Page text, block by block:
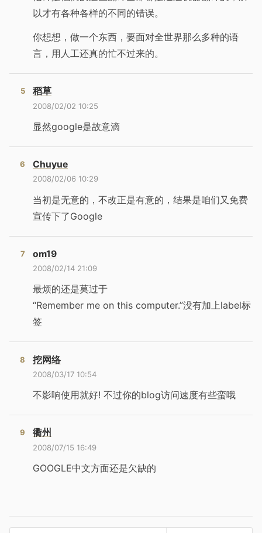
以才有各种各样的不同的错误。
你想想，做一个东西，要面对全世界那么多种的语
言，用人工还真的忙不过来的。
稻草
2008/02/02 10:25
显然google是故意滴
Chuyue
2008/02/06 10:29
当初是无意的，不改正是有意的，结果是咱们又免费
宣传下了Google
om19
2008/02/14 21:09
最烦的还是莫过于
“Remember me on this computer.”没有加上label标
签
挖网络
2008/03/17 10:54
不影响使用就好! 不过你的blog访问速度有些蛮哦
衢州
2008/07/15 16:49
GOOGLE中文方面还是欠缺的